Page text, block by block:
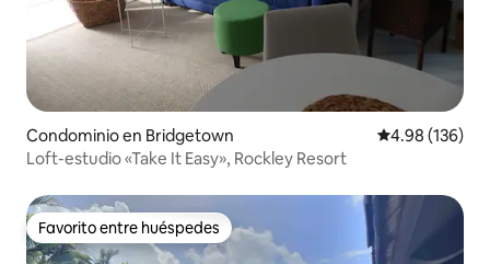
Condominio en Bridgetown Calificación
4.98 (136)
Loft-estudio «Take It Easy», Rockley Resort
Favorito entre huéspedes
Favorito entre huéspedes